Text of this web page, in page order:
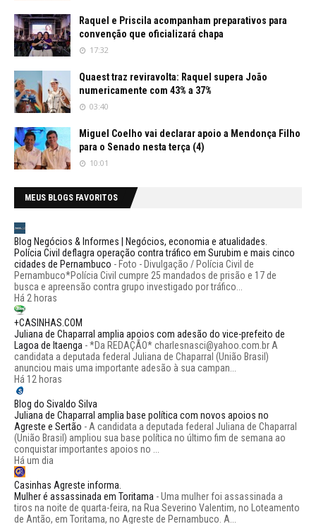
Raquel e Priscila acompanham preparativos para
convenção que oficializará chapa
17:32
Quaest traz reviravolta: Raquel supera João
numericamente com 43% a 37%
03:40
Miguel Coelho vai declarar apoio a Mendonça Filho
para o Senado nesta terça (4)
10:01
MEUS BLOGS FAVORITOS
Blog Negócios & Informes | Negócios, economia e atualidades.
Polícia Civil deflagra operação contra tráfico em Surubim e mais cinco
cidades de Pernambuco - Foto - Divulgação / Polícia Civil de
Pernambuco*Polícia Civil cumpre 25 mandados de prisão e 17 de
busca e apreensão contra grupo investigado por tráfico...
Há 2 horas
+CASINHAS.COM
Juliana de Chaparral amplia apoios com adesão do vice-prefeito de
Lagoa de Itaenga -*Da REDAÇÃO* charlesnasci@yahoo.com.br A
candidata a deputada federal Juliana de Chaparral (União Brasil)
anunciou mais uma importante adesão à sua campan...
Há 12 horas
Blog do Sivaldo Silva
Juliana de Chaparral amplia base política com novos apoios no
Agreste e Sertão - A candidata a deputada federal Juliana de Chaparral
(União Brasil) ampliou sua base política no último fim de semana ao
conquistar importantes apoios no ...
Há um dia
Casinhas Agreste informa.
Mulher é assassinada em Toritama -Uma mulher foi assassinada a
tiros na noite de quarta-feira, na Rua Severino Valentim, no Loteamento
de Antão, em Toritama, no Agreste de Pernambuco. A...